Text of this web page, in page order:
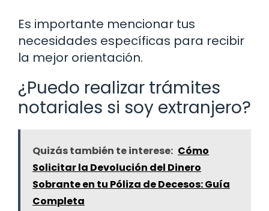
Es importante mencionar tus
necesidades específicas para recibir
la mejor orientación.
¿Puedo realizar trámites
notariales si soy extranjero?
Quizás también te interese: Cómo
Solicitar la Devolución del Dinero
Sobrante en tu Póliza de Decesos: Guía
Completa